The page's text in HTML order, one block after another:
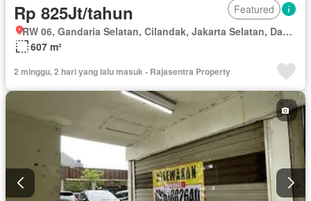
Rp 825Jt/tahun
Featured
RW 06, Gandaria Selatan, Cilandak, Jakarta Selatan, Daerah Khusus Ibukota Jakarta
607 m²
2 minggu, 2 hari yang lalu masuk - Rajasentra Property